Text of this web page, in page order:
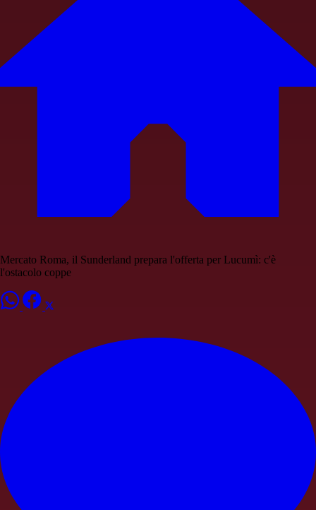
Mercato Roma, il Sunderland prepara l'offerta per Lucumì: c'è
l'ostacolo coppe